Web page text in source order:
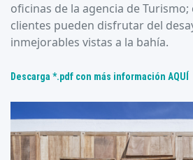
oficinas de la agencia de
clientes pueden disfrutar del
inmejorables vistas a la bahía.
Descarga *.pdf con más información AQUÍ